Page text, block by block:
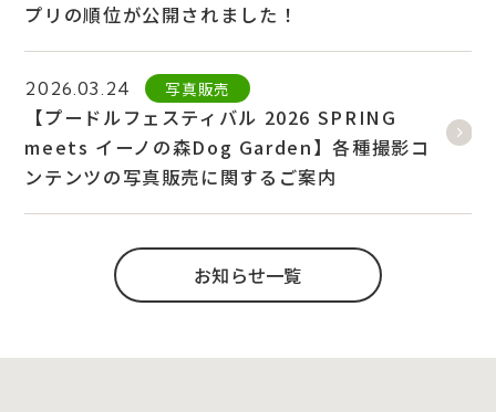
プリの順位が公開されました！
2026.03.24 写真販売
【プードルフェスティバル 2026 SPRING
meets イーノの森Dog Garden】各種撮影コ
ンテンツの写真販売に関するご案内
お知らせ一覧